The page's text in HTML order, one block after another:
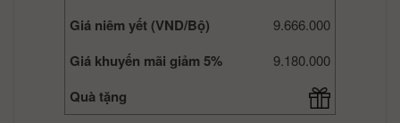
9.666.000
Giá niêm yết (VND/Bộ)
9.180.000
Giá khuyến mãi giảm 5%
Quà tặng